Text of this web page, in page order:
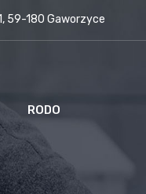
59-180 Gaworzyce
RODO